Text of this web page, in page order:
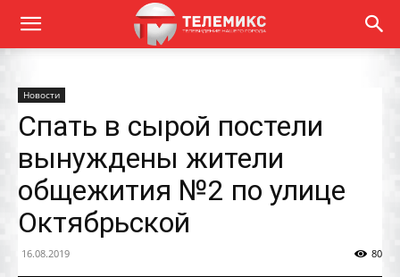
Новости
Спать в сырой постели
вынуждены жители
общежития №2 по улице
Октябрьской
16.08.2019 80